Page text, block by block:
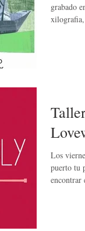
grabado
xilografia,
Los
puerto tu proyecto
encontrar